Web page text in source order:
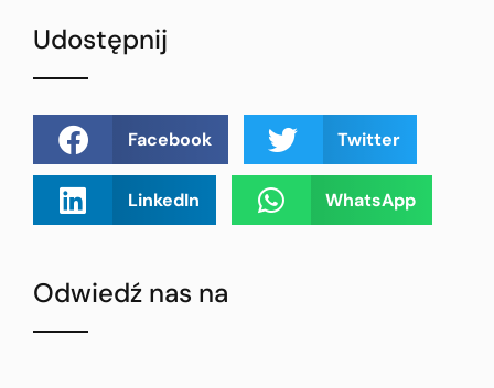
Udostępnij
Facebook Twitter
LinkedIn WhatsApp
Odwiedź nas na